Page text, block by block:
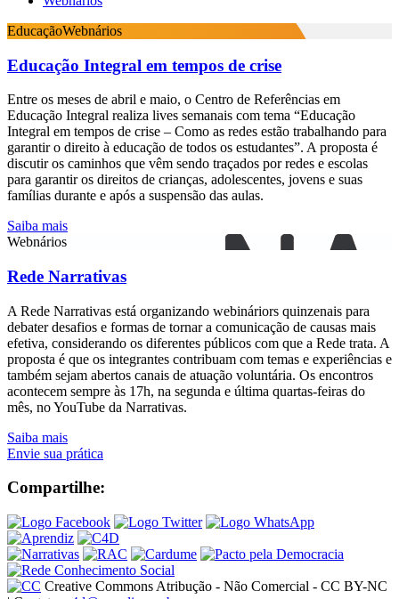
EducaçãoWebnários
Educação Integral em tempos de crise
Entre os meses de abril e maio, o Centro de Referências em
Educação Integral realiza lives semanais com tema “Educação
Integral em tempos de crise – Como as redes estão trabalhando para
garantir o direito à educação de todos os estudantes”. A proposta é
discutir os caminhos que vêm sendo traçados por redes e escolas
para garantir os direitos de crianças, adolescentes, jovens e suas
famílias durante e após a suspensão das aulas.
Saiba mais
Webnários
Rede Narrativas
A Rede Narrativas está organizando webináriors quinzenais para
debater desafios e formas de tornar a comunicação de causas mais
efetiva, considerando os diferentes públicos com que a Rede trata. A
proposta é que os integrantes contribuam com temas e experiências e
também sejam abertos canais de atuação voluntária. Os encontros
acontecem sempre às 17h, na segunda e última quartas-feiras do
mês, no YouTube da Narrativas.
Saiba mais
Envie sua prática
Compartilhe:
Creative Commons Atribução - Não Comercial - CC BY-NC